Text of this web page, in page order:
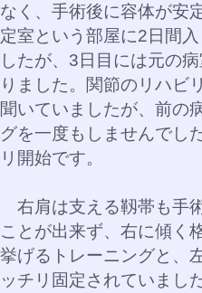
なく、手術後に容体が安
定室という部屋に2日間
したが、3日目には元の
りました。関節のリハビ
聞いていましたが、前の
グを一度もしませんでし
リ開始です。
右肩は支える靱帯も手
ことが出来ず、右に傾く
挙げるトレーニングと、
ッチリ固定されていまし